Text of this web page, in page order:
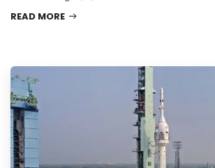
READ MORE